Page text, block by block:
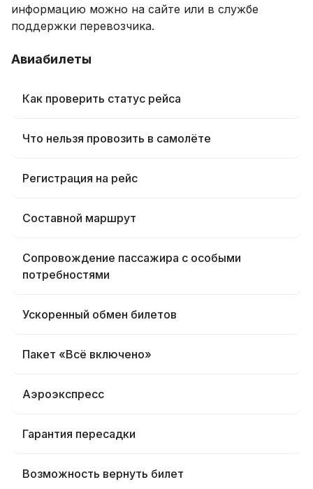
информацию можно на сайте или в службе
поддержки перевозчика.
Авиабилеты
Как проверить статус рейса
Что нельзя провозить в самолёте
Регистрация на рейс
Составной маршрут
Сопровождение пассажира с особыми
потребностями
Ускоренный обмен билетов
Пакет «Всё включено»
Аэроэкспресс
Гарантия пересадки
Возможность вернуть билет